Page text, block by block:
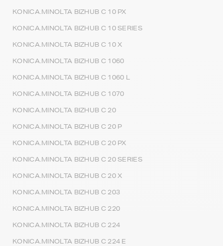
KONICA.MINOLTA BIZHUB C 10 PX
KONICA.MINOLTA BIZHUB C 10 SERIES
KONICA.MINOLTA BIZHUB C 10 X
KONICA.MINOLTA BIZHUB C 1060
KONICA.MINOLTA BIZHUB C 1060 L
KONICA.MINOLTA BIZHUB C 1070
KONICA.MINOLTA BIZHUB C 20
KONICA.MINOLTA BIZHUB C 20 P
KONICA.MINOLTA BIZHUB C 20 PX
KONICA.MINOLTA BIZHUB C 20 SERIES
KONICA.MINOLTA BIZHUB C 20 X
KONICA.MINOLTA BIZHUB C 203
KONICA.MINOLTA BIZHUB C 220
KONICA.MINOLTA BIZHUB C 224
KONICA.MINOLTA BIZHUB C 224 E